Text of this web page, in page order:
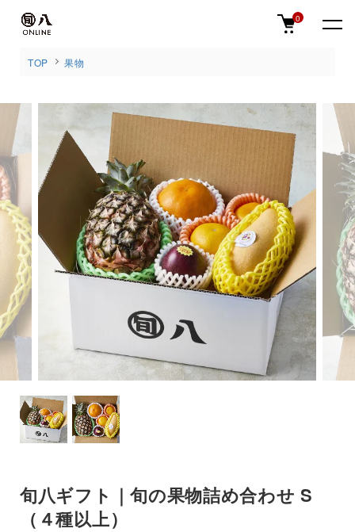
0
TOP 果物
旬八ギフト｜旬の果物詰め合わせ S
（４種以上）